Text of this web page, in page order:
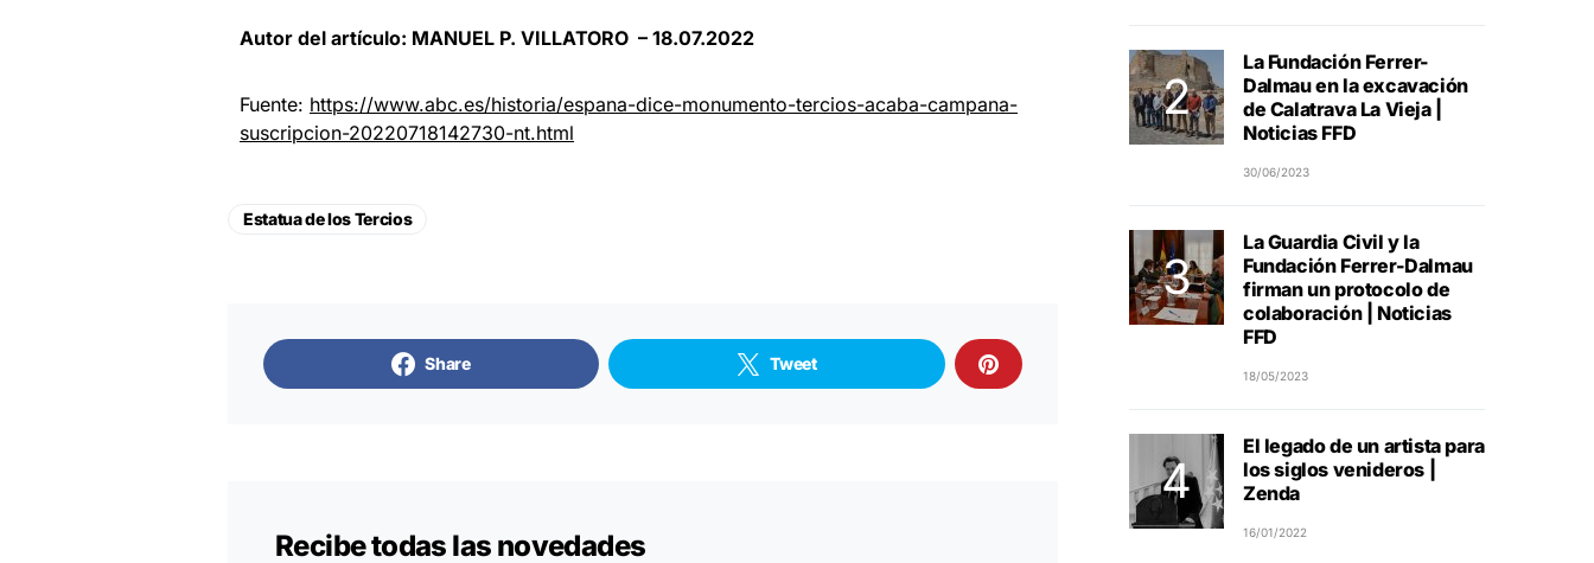
Autor del artículo: MANUEL P. VILLATORO – 18.07.2022
Fuente: https://www.abc.es/historia/espana-dice-monumento-tercios-acaba-campana-
suscripcion-20220718142730-nt.html
Estatua de los Tercios
Share Tweet
Recibe todas las novedades
La Fundación Ferrer-
Dalmau en la excavación
de Calatrava La Vieja |
Noticias FFD
30/06/2023
La Guardia Civil y la
Fundación Ferrer-Dalmau
firman un protocolo de
colaboración | Noticias
FFD
18/05/2023
El legado de un artista para
los siglos venideros |
Zenda
16/01/2022